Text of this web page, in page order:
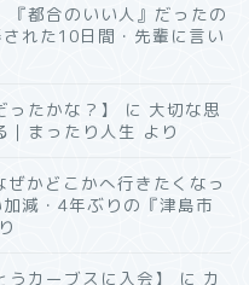
『都合のいい人』だったの
れた10日間・先輩に言い
たかな？】 に 大切な思
｜まったり人生 より
ぜかどこかへ行きたくなっ
減・4年ぶりの『津島市
カーブスに入会】 に カ